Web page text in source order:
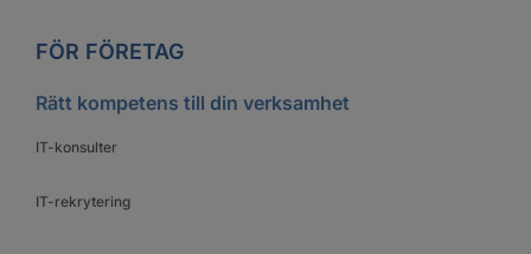
FÖR FÖRETAG
Rätt kompetens till din verksamhet
IT-konsulter
IT-rekrytering